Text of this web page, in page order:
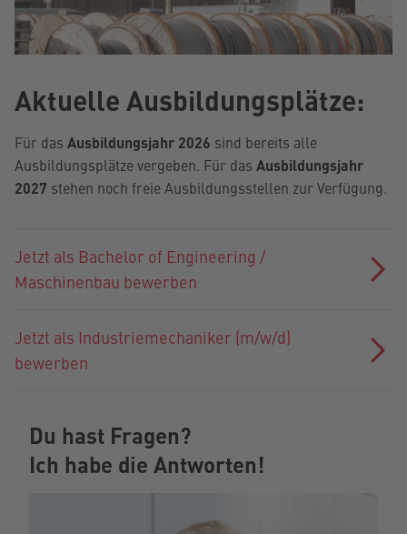
Aktuelle Ausbildungsplätze:
Für das Ausbildungsjahr 2026 sind bereits alle
Ausbildungsplätze vergeben. Für das Ausbildungsjahr
2027 stehen noch freie Ausbildungsstellen zur Verfügung.
Jetzt als Bachelor of Engineering /
Maschinenbau bewerben
Jetzt als Industriemechaniker (m/w/d)
bewerben
Du hast Fragen?
Ich habe die Antworten!